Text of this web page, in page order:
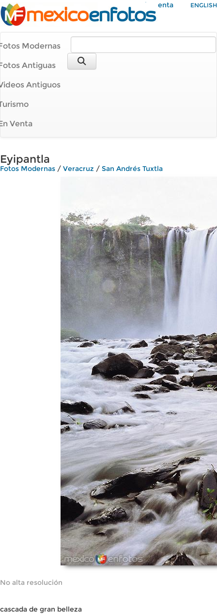
Mi Cuenta ENGLISH
Modernas
Antiguas
Antiguos
Venta
Eyipantla
Fotos Modernas / Veracruz / San Andrés Tuxtla
No alta resolución
cascada de gran belleza